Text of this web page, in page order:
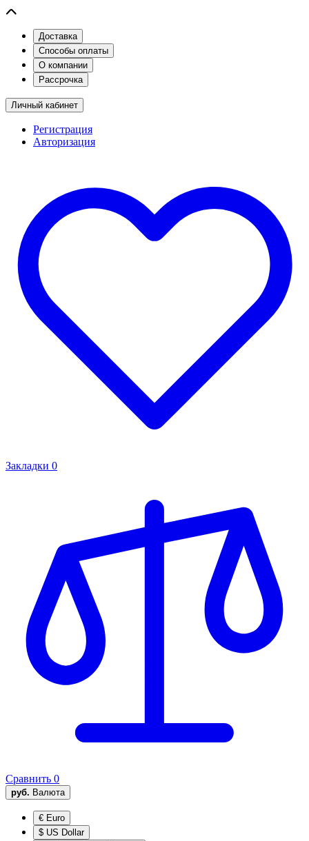
Доставка
Способы оплаты
О компании
Рассрочка
Личный кабинет
Регистрация
Авторизация
Закладки 0
Сравнить 0
руб. Валюта
€ Euro
$ US Dollar